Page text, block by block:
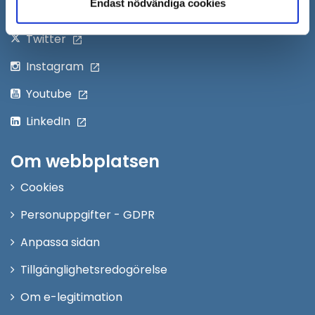
Endast nödvändiga cookies
Twitter
Instagram
Youtube
LinkedIn
Om webbplatsen
Cookies
Personuppgifter - GDPR
Anpassa sidan
Tillgänglighetsredogörelse
Om e-legitimation